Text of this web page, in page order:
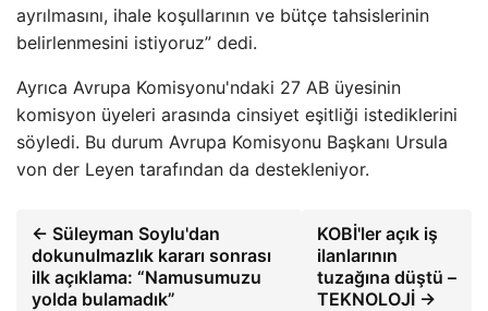
ayrılmasını, ihale koşullarının ve bütçe tahsislerinin
belirlenmesini istiyoruz” dedi.
Ayrıca Avrupa Komisyonu'ndaki 27 AB üyesinin
komisyon üyeleri arasında cinsiyet eşitliği istediklerini
söyledi. Bu durum Avrupa Komisyonu Başkanı Ursula
von der Leyen tarafından da destekleniyor.
← Süleyman Soylu'dan
dokunulmazlık kararı sonrası
ilk açıklama: “Namusumuzu
yolda bulamadık”
KOBİ'ler açık iş
ilanlarının
tuzağına düştü –
TEKNOLOJİ →